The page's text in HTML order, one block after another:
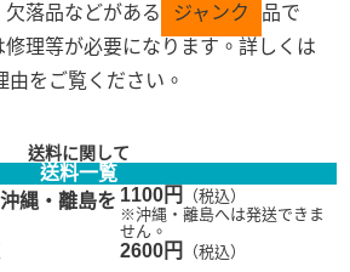
落品などがある ジャンク
品で
修理等が必要になります。詳しくは
由をご覧ください。
送料に関して
送料一覧
縄・離島を 1100円 （税込）
※沖縄・離島へは発送できま
せん。
2600円 （税込）